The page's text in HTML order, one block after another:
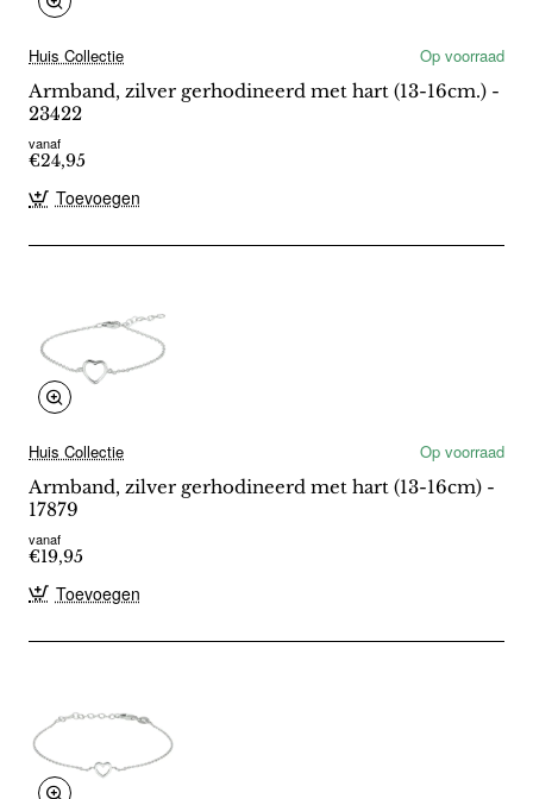
Huis Collectie
Op voorraad
Armband, zilver gerhodineerd met hart (13-16cm.) -
23422
vanaf
€24,95
Toevoegen
Huis Collectie
Op voorraad
Armband, zilver gerhodineerd met hart (13-16cm) -
17879
vanaf
€19,95
Toevoegen